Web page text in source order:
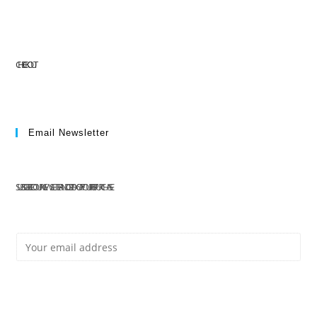
CHECKOUT
Email Newsletter
SUBSCRIBE TO OUR NEWSLETTER AND GET 10% OFF YOUR FIRST PURCHASE